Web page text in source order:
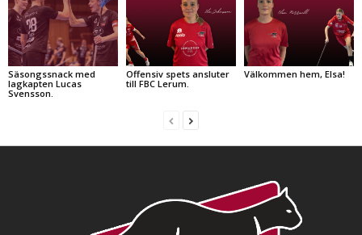
Säsongssnack med
lagkapten Lucas
Svensson.
Offensiv spets ansluter
till FBC Lerum.
Välkommen hem, Elsa!